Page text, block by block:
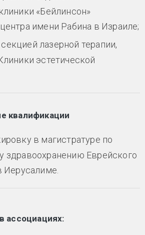
«Бейлинсон»
имени Рабина в Израиле;
лазерной терапии,
эстетической
квалификации
в магистратуре по
здравоохранению Еврейского
Иерусалиме.
ассоциациях: